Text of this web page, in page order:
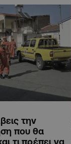
την
που θα
τι πρέπει να